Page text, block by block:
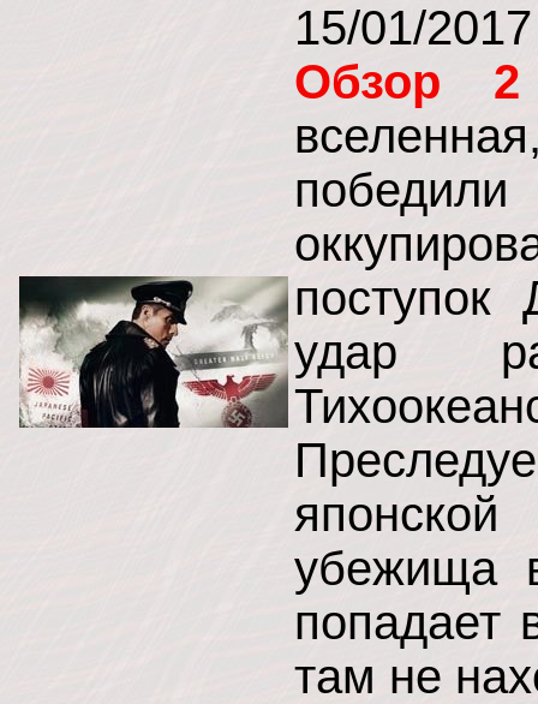
15/01/
Обзор 2
поступок
удар
убежища
попадает
там не